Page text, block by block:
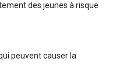
des jeunes à risque
peuvent causer la